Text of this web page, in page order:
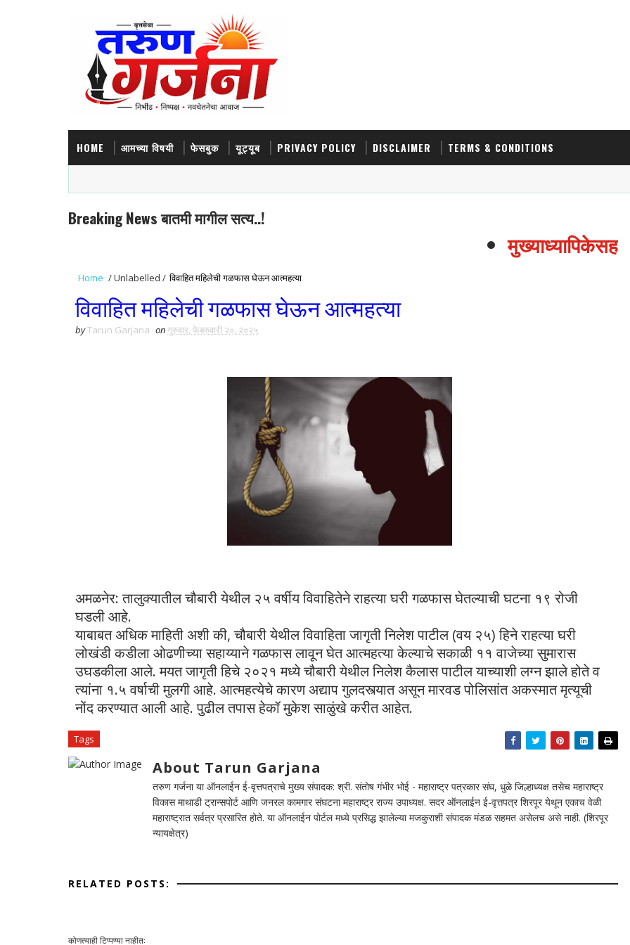
HOME आमच्या विषयी फेसबुक यूट्यूब PRIVACY POLICY DISCLAIMER TERMS & CONDITIONS
Breaking News बातमी मागील सत्य..!
मुख्याध्यापिकेसह
Home /Unlabelled / विवाहित महिलेची गळफास घेऊन आत्महत्या
विवाहित महिलेची गळफास घेऊन आत्महत्या
byTarun Garjana onगुरुवार, फेब्रुवारी २०, २०२५
अमळनेर: तालुक्यातील चौबारी येथील २५ वर्षीय विवाहितेने राहत्या घरी गळफास घेतल्याची घटना १९ रोजी
घडली आहे.
याबाबत अधिक माहिती अशी की, चौबारी येथील विवाहिता जागृती निलेश पाटील (वय २५) हिने राहत्या घरी
लोखंडी कडीला ओढणीच्या सहाय्याने गळफास लावून घेत आत्महत्या केल्याचे सकाळी ११ वाजेच्या सुमारास
उघडकीला आले. मयत जागृती हिचे २०२१ मध्ये चौबारी येथील निलेश कैलास पाटील याच्याशी लग्न झाले होते व
त्यांना १.५ वर्षाची मुलगी आहे. आत्महत्येचे कारण अद्याप गुलदस्त्यात असून मारवड पोलिसांत अकस्मात मृत्यूची
नोंद करण्यात आली आहे. पुढील तपास हेकॉ मुकेश साळुंखे करीत आहेत.
Tags
About Tarun Garjana
तरुण गर्जना या ऑनलाईन ई-वृत्तपत्राचे मुख्य संपादक: श्री. संतोष गंभीर भोई - महाराष्ट्र पत्रकार संघ, धुळे जिल्हाध्यक्ष तसेच महाराष्ट्र
विकास माथाडी ट्रान्सपोर्ट आणि जनरल कामगार संघटना महाराष्ट्र राज्य उपाध्यक्ष. सदर ऑनलाईन ई-वृत्तपत्र शिरपूर येथून एकाच वेळी
महाराष्ट्रात सर्वत्र प्रसारित होते. या ऑनलाईन पोर्टल मध्ये प्रसिद्ध झालेल्या मजकुराशी संपादक मंडळ सहमत असेलच असे नाही. (शिरपूर
न्यायक्षेत्र)
RELATED POSTS:
कोणत्याही टिप्पण्‍या नाहीत: